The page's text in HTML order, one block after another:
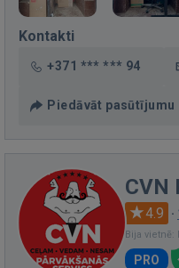
Kontakti
+371 *** *** 94
Piedāvāt pasūtījumu
CVN
4.9 ·
Bija vietnē:
PRO